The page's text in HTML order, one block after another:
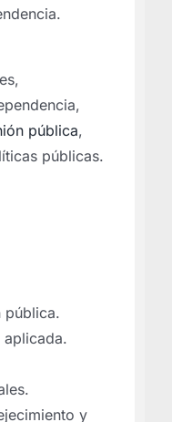
pública,
públicas.
pública.
aplicada.
y